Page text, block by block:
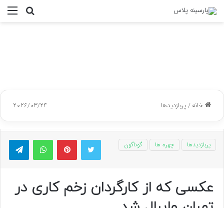
جستجو
خانه/پربازدیدها 2026/03/24
توییتر پینتریستواتس آپ
پربازدیدها چهره ها گوناگون
عکسی که از کارگردان زخم کاری در